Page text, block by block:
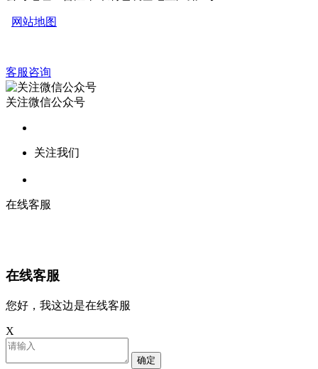
网站地图
客服咨询
关注微信公众号
关注我们
在线客服
在线客服
您好，我这边是在线客服
X
确定